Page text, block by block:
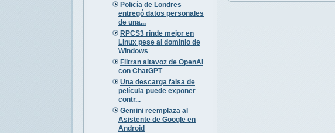
Policía de Londres
entregó datos personales
de una...
RPCS3 rinde mejor en
Linux pese al dominio de
Windows
Filtran altavoz de OpenAI
con ChatGPT
Una descarga falsa de
película puede exponer
contr...
Gemini reemplaza al
Asistente de Google en
Android